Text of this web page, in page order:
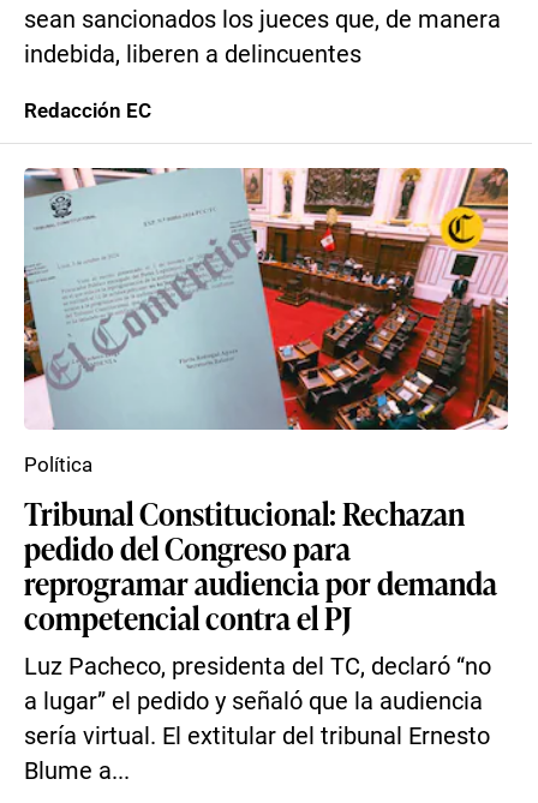
sean sancionados los jueces que, de manera
indebida, liberen a delincuentes
Redacción EC
Tribunal Constitucional: Rechazan
pedido del Congreso para
reprogramar audiencia por demanda
competencial contra el PJ
Luz Pacheco, presidenta del TC, declaró “no
a lugar” el pedido y señaló que la audiencia
sería virtual. El extitular del tribunal Ernesto
Blume a...
Política